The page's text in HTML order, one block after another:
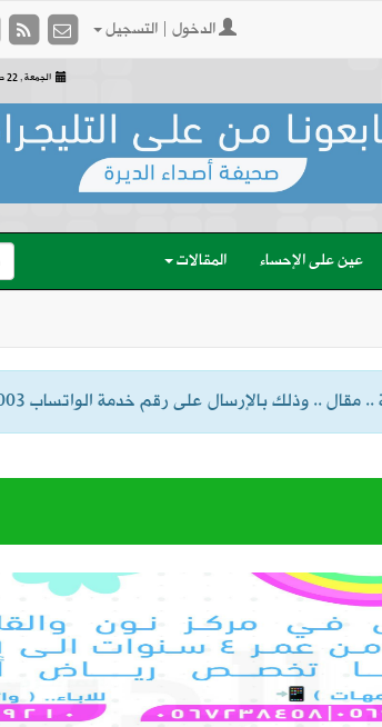
الدخول | التسجيل
الجمعة , 22 صفر 1448 هـ ,
عين على الإحساء المقالات
.. وذلك بالإرسال على رقم خدمة الواتساب 0594002003